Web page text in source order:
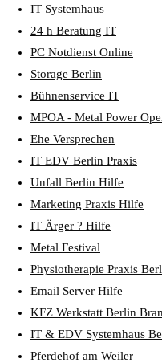
IT Systemhaus
24 h Beratung IT
PC Notdienst Online
Storage Berlin
Bühnenservice IT
MPOA - Metal Power
Ehe Versprechen
IT EDV Berlin Praxis
Unfall Berlin Hilfe
Marketing Praxis Hilfe
IT Ärger ? Hilfe
Metal Festival
Physiotherapie Praxis
Email Server Hilfe
KFZ Werkstatt Berlin
IT & EDV Systemhaus
Pferdehof am Weiler